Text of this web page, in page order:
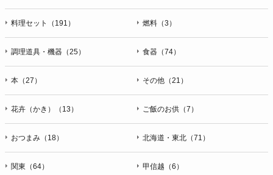
料理セット（191） 燃料（3）
調理道具・機器（25） 食器（74）
本（27） その他（21）
花卉（かき）（13） ご飯のお供（7）
おつまみ（18） 北海道・東北（71）
関東（64） 甲信越（6）